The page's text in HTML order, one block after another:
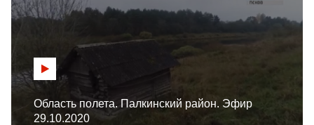
Область полета. Палкинский район. Эфир
29.10.2020